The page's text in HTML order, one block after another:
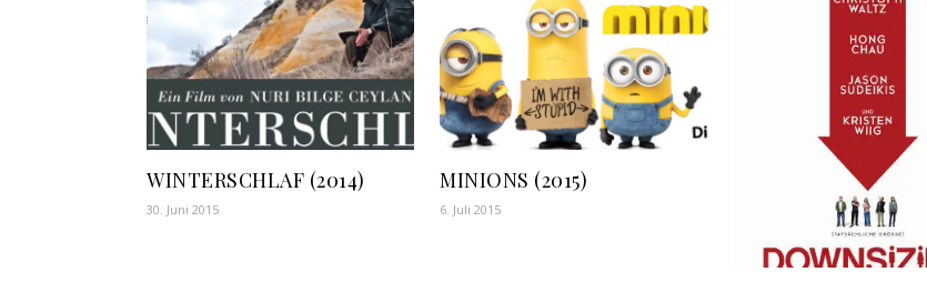
WINTERSCHLAF (2014)
30. Juni 2015
MINIONS (2015)
6. Juli 2015